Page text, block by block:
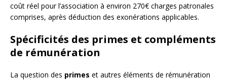
coût réel pour l’association à environ 270€ charges patronales
comprises, après déduction des exonérations applicables.
Spécificités des primes et compléments
de rémunération
La question des primes et autres éléments de rémunération